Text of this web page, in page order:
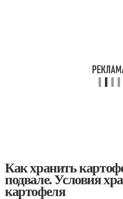
Как хранить
подвале. Условия
картофеля